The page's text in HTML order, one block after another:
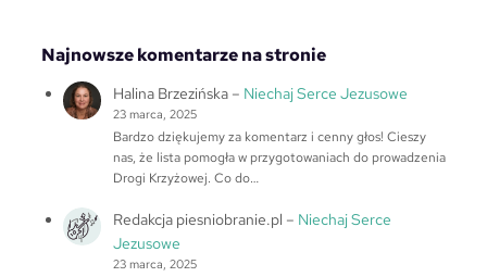
Najnowsze komentarze na stronie
Halina Brzezińska– Niechaj Serce Jezusowe
23 marca, 2025
Bardzo dziękujemy za komentarz i cenny głos! Cieszy
nas, że lista pomogła w przygotowaniach do prowadzenia
Drogi Krzyżowej. Co do…
Redakcja piesniobranie.pl – Niechaj Serce
Jezusowe
23 marca, 2025